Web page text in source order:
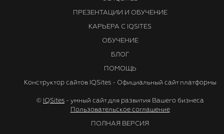
ПРЕЗЕНТАЦИИ И ОБУЧЕНИЕ
КАРЬЕРА С IQSITES
ОБУЧЕНИЕ
БЛОГ
ПОМОЩЬ
Конструктор сайтов IQSites - Официальный сайт платформы
© IQSites - умный сайт для развития Вашего бизнеса
Пользовательское соглашение
ПОЛНАЯ ВЕРСИЯ